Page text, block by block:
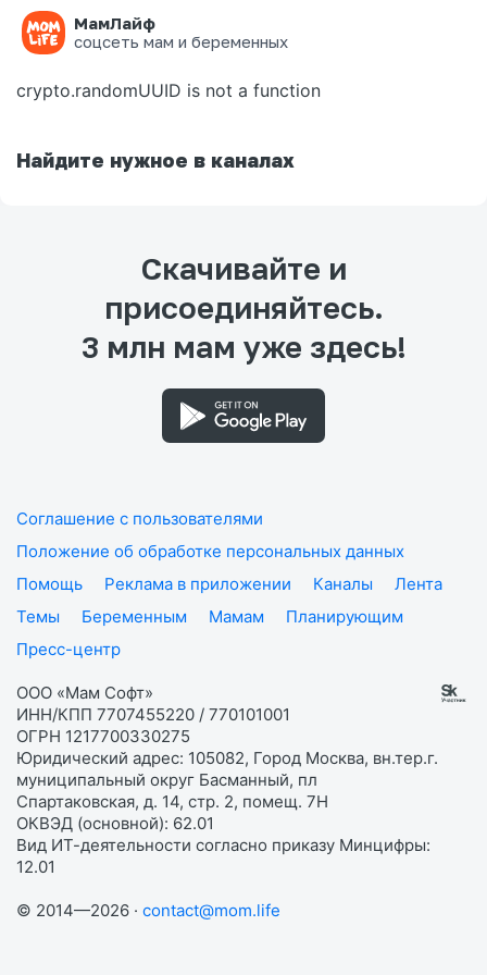
МамЛайф
соцсеть мам и беременных
Ошибка на странице
crypto.randomUUID is not a function
Найдите нужное в каналах
Скачивайте и
присоединяйтесь.
3 млн мам уже здесь!
Соглашение с пользователями
Положение об обработке персональных данных
Помощь
Реклама в приложении Каналы
Лента
Темы
Беременным Мамам
Планирующим
Пресс-центр
ООО «Мам Софт»
ИНН/КПП 7707455220 / 770101001
ОГРН 1217700330275
Юридический адрес: 105082, Город Москва, вн.тер.г.
муниципальный округ Басманный, пл
Спартаковская, д. 14, стр. 2, помещ. 7Н
ОКВЭД (основной): 62.01
Вид ИТ-деятельности согласно приказу Минцифры:
12.01
© 2014—2026 · contact@mom.life